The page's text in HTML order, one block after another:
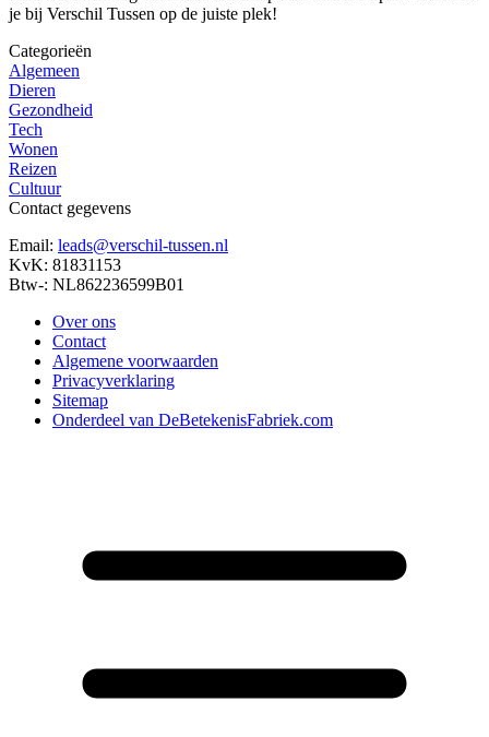
je bij Verschil Tussen op de juiste plek!
Categorieën
Algemeen
Dieren
Gezondheid
Tech
Wonen
Reizen
Cultuur
Contact gegevens
Email: leads@verschil-tussen.nl
KvK: 81831153
Btw-: NL862236599B01
Over ons
Contact
Algemene voorwaarden
Privacyverklaring
Sitemap
Onderdeel van DeBetekenisFabriek.com